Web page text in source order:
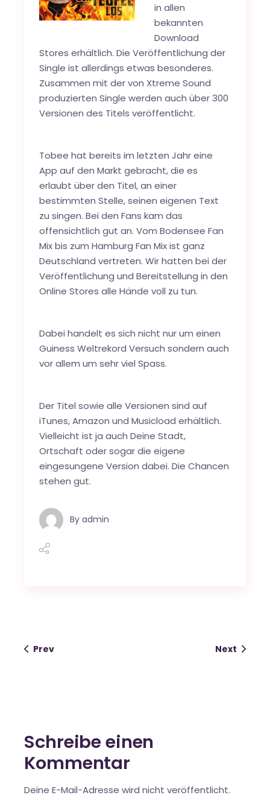
in allen
bekannten
Download
Stores erhältlich. Die Veröffentlichung der
Single ist allerdings etwas besonderes.
Zusammen mit der von Xtreme Sound
produzierten Single werden auch über 300
Versionen des Titels veröffentlicht.
Tobee hat bereits im letzten Jahr eine
App auf den Markt gebracht, die es
erlaubt über den Titel, an einer
bestimmten Stelle, seinen eigenen Text
zu singen. Bei den Fans kam das
offensichtlich gut an. Vom Bodensee Fan
Mix bis zum Hamburg Fan Mix ist ganz
Deutschland vertreten. Wir hatten bei der
Veröffentlichung und Bereitstellung in den
Online Stores alle Hände voll zu tun.
Dabei handelt es sich nicht nur um einen
Guiness Weltrekord Versuch sondern auch
vor allem um sehr viel Spass.
Der Titel sowie alle Versionen sind auf
iTunes,Amazon undMusicload erhältlich.
Vielleicht ist ja auch Deine Stadt,
Ortschaft oder sogar die eigene
eingesungene Version dabei. Die Chancen
stehen gut.
By admin
Prev Next
Schreibe einen
Kommentar
Deine E-Mail-Adresse wird nicht veröffentlicht.